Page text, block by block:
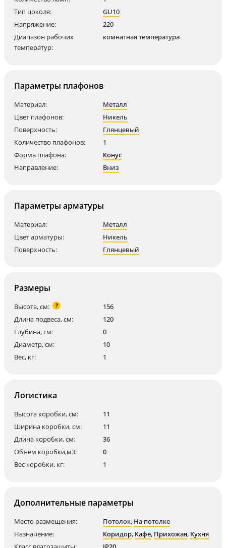
Тип цоколя:
GU10
Напряжение:
220
Диапазон рабочих
температур:
комнатная температура
Параметры плафонов
Материал:
Металл
Цвет плафонов:
Никель
Поверхность:
Глянцевый
Количество плафонов:
1
Форма плафона:
Конус
Направление:
Вниз
Параметры арматуры
Материал:
Металл
Цвет арматуры:
Никель
Поверхность:
Глянцевый
Размеры
Высота, см: ?
156
Длина подвеса, см:
120
Глубина, см:
0
Диаметр, см:
10
Вес, кг:
1
Логистика
Высота коробки, см:
11
Ширина коробки, см:
11
Длина коробки, см:
36
Объем коробки,м3:
0
Вес коробки, кг:
1
Дополнительные параметры
Место размещения: Потолок, На потолке
Назначение:
Коридор, Кафе, Прихожая, Кухня